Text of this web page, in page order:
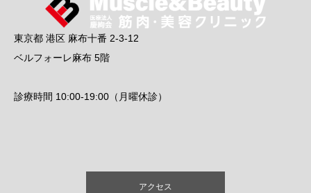
東京都 港区 麻布十番 2-3-12
ベルフォーレ麻布 5階
診療時間 10:00-19:00（月曜休診）
アクセス